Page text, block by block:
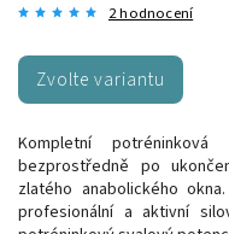
2 hodnocení
Zvolte variantu
Kompletní
bezprostředně po
zlatého anabolického
profesionální a aktivní